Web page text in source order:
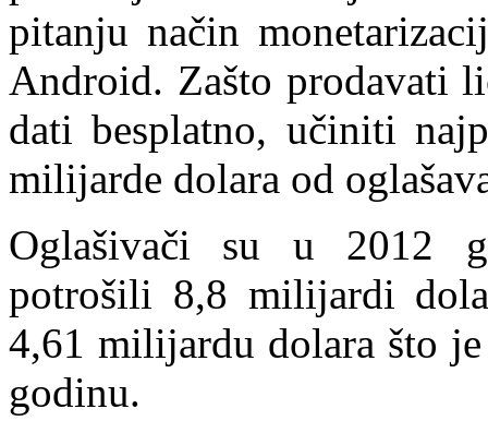
pitanju način
Android. Zašto prodavati
dati besplatno, učiniti
milijarde dolara od
Oglašivači su u 2012
potrošili 8,8 milijardi
4,61 milijardu dolara što
godinu.